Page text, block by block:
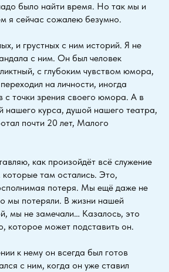
было найти время. Но так мы и
я сейчас сожалею безумно.
и грустных с ним историй. Я не
с ним. Он был человек
с глубоким чувством юмора,
на личности, иногда
с точки зрения своего юмора. А в
курса, душой нашего театра,
почти 20 лет, Малого
как произойдёт всё служение
там остались. Это,
потеря. Мы ещё даже не
мы потеряли. В жизни нашей
мы не замечали… Казалось, это
которое может подставить он.
к нему он всегда был готов
с ним, когда он уже ставил